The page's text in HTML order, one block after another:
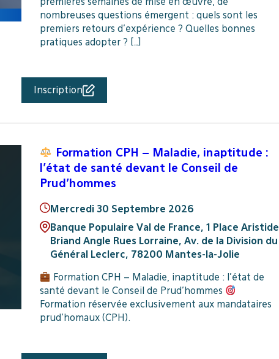
nombreuses questions émergent : quels sont les
premiers retours d’expérience ? Quelles bonnes
pratiques adopter ? […]
Inscription
Formation CPH – Maladie, inaptitude :
l’état de santé devant le Conseil de
Prud’hommes
Mercredi 30 Septembre 2026
Banque Populaire Val de France, 1 Place Aristide
Briand Angle Rues Lorraine, Av. de la Division du
Général Leclerc, 78200 Mantes-la-Jolie
Formation CPH – Maladie, inaptitude : l’état de
santé devant le Conseil de Prud’hommes
Formation réservée exclusivement aux mandataires
prud’homaux (CPH).